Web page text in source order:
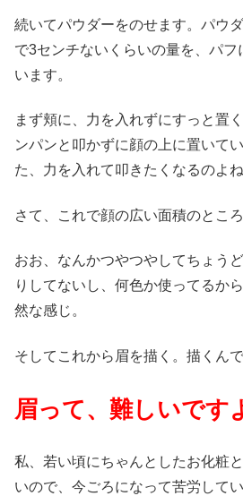
続いてパウダーをのせます。パウ
で3センチないくらいの量を、パ
います。
まず頬に、力を入れずにすっと置
ンパンと叩かずに顔の上に置いて
た、力を入れて叩きたくなるのよね
さて、これで顔の広い面積のとこ
おお、なんかつやつやしてちょう
りしてないし、何色か使ってるか
然な感じ。
そしてこれから眉を描く。描くん
眉って、難しいです
私、若い頃にちゃんとしたお化粧
いので、今ごろになって苦労して